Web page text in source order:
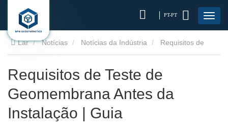
PT-PT
Lar Notícias Notícias da Indústria
Requisitos de Teste de
Geomembrana Antes da
Instalação | Guia